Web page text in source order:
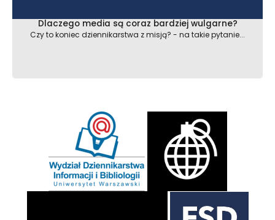
Dlaczego media są coraz bardziej wulgarne?
Czy to koniec dziennikarstwa z misją? - na takie pytanie...